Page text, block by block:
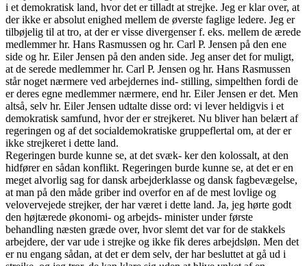
i et demokratisk land, hvor det er tilladt at strejke. Jeg er klar over, at
der ikke er absolut enighed mellem de øverste faglige ledere. Jeg er
tilbøjelig til at tro, at der er visse divergenser f. eks. mellem de ærede
medlemmer hr. Hans Rasmussen og hr. Carl P. Jensen på den ene
side og hr. Eiler Jensen på den anden side. Jeg anser det for muligt,
at de serede medlemmer hr. Carl P. Jensen og hr. Hans Rasmussen
står noget nærmere ved arbejdernes ind- stilling, simpelthen fordi de
er deres egne medlemmer nærmere, end hr. Eiler Jensen er det. Men
altså, selv hr. Eiler Jensen udtalte disse ord: vi lever heldigvis i et
demokratisk samfund, hvor der er strejkeret. Nu bliver han belært af
regeringen og af det socialdemokratiske gruppeflertal om, at der er
ikke strejkeret i dette land.
Regeringen burde kunne se, at det svæk- ker den kolossalt, at den
hidfører en sådan konflikt. Regeringen burde kunne se, at det er en
meget alvorlig sag for dansk arbejderklasse og dansk fagbevægelse,
at man på den måde griber ind overfor en af de mest lovlige og
velovervejede strejker, der har været i dette land. Ja, jeg hørte godt
den højtærede økonomi- og arbejds- minister under første
behandling næsten græde over, hvor slemt det var for de stakkels
arbejdere, der var ude i strejke og ikke fik deres arbejdsløn. Men det
er nu engang sådan, at det er dem selv, der har besluttet at gå ud i